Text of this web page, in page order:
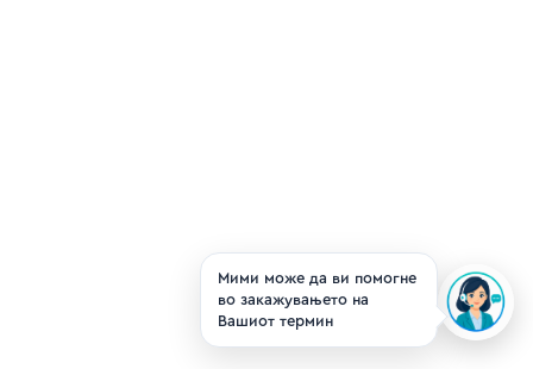
Мими може да ви помогне
во закажувањето на
Вашиот термин